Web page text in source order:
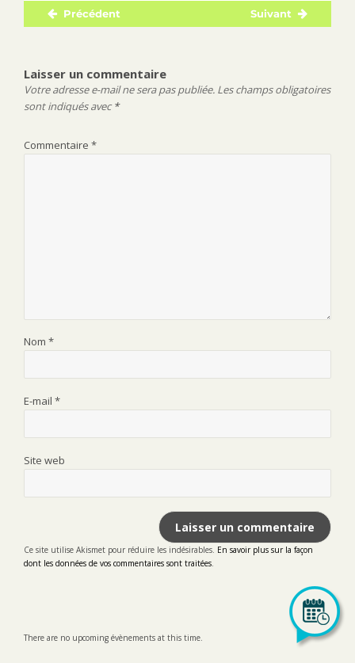
NavigationPrécédent
Publication
Suivant
Publication
Laisser un commentaire
Votre adresse e-mail ne sera pas publiée. Les champs obligatoires
sont indiqués avec*
Commentaire *
Nom *
E-mail *
Site web
Ce site utilise Akismet pour réduire les indésirables. En savoir plus sur la façon
dont les données de vos commentaires sont traitées.
There are no upcoming évènements at this time.